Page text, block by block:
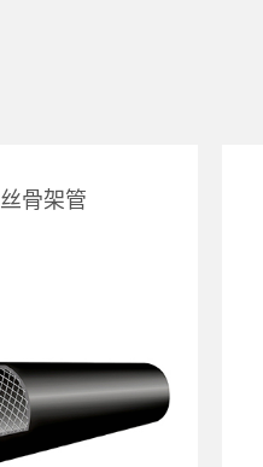
骨架管